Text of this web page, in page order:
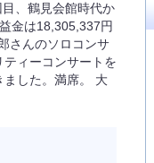
、鶴見会館時代か
金は18,305,337円
さんのソロコンサ
ィーコンサートを
した。満席。 大